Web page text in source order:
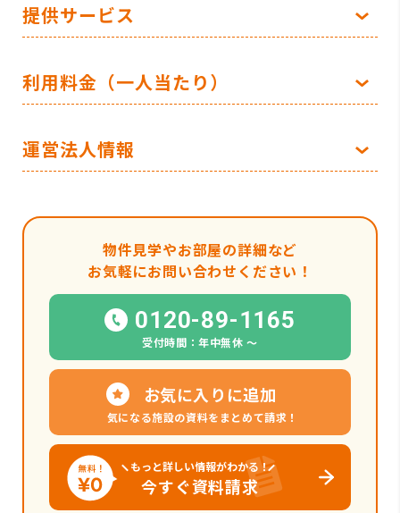
提供サービス
利用料金（一人当たり）
運営法人情報
物件見学やお部屋の詳細など
お気軽にお問い合わせください！
0120-89-1165
受付時間：年中無休 〜
お気に入りに追加
気になる施設の資料をまとめて請求！
もっと詳しい情報がわかる！
今すぐ資料請求